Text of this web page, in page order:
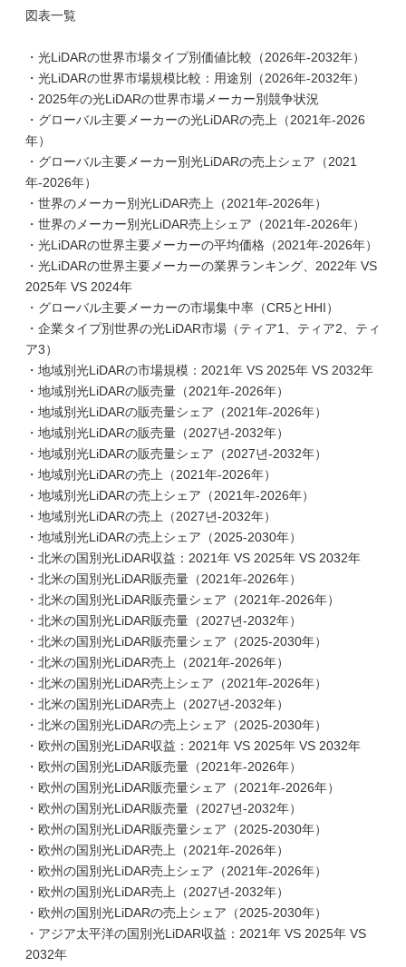
図表一覧
・光LiDARの世界市場タイプ別価値比較（2026年-2032年）
・光LiDARの世界市場規模比較：用途別（2026年-2032年）
・2025年の光LiDARの世界市場メーカー別競争状況
・グローバル主要メーカーの光LiDARの売上（2021年-2026
年）
・グローバル主要メーカー別光LiDARの売上シェア（2021
年-2026年）
・世界のメーカー別光LiDAR売上（2021年-2026年）
・世界のメーカー別光LiDAR売上シェア（2021年-2026年）
・光LiDARの世界主要メーカーの平均価格（2021年-2026年）
・光LiDARの世界主要メーカーの業界ランキング、2022年 VS
2025年 VS 2024年
・グローバル主要メーカーの市場集中率（CR5とHHI）
・企業タイプ別世界の光LiDAR市場（ティア1、ティア2、ティ
ア3）
・地域別光LiDARの市場規模：2021年 VS 2025年 VS 2032年
・地域別光LiDARの販売量（2021年-2026年）
・地域別光LiDARの販売量シェア（2021年-2026年）
・地域別光LiDARの販売量（2027년-2032年）
・地域別光LiDARの販売量シェア（2027년-2032年）
・地域別光LiDARの売上（2021年-2026年）
・地域別光LiDARの売上シェア（2021年-2026年）
・地域別光LiDARの売上（2027년-2032年）
・地域別光LiDARの売上シェア（2025-2030年）
・北米の国別光LiDAR収益：2021年 VS 2025年 VS 2032年
・北米の国別光LiDAR販売量（2021年-2026年）
・北米の国別光LiDAR販売量シェア（2021年-2026年）
・北米の国別光LiDAR販売量（2027년-2032年）
・北米の国別光LiDAR販売量シェア（2025-2030年）
・北米の国別光LiDAR売上（2021年-2026年）
・北米の国別光LiDAR売上シェア（2021年-2026年）
・北米の国別光LiDAR売上（2027년-2032年）
・北米の国別光LiDARの売上シェア（2025-2030年）
・欧州の国別光LiDAR収益：2021年 VS 2025年 VS 2032年
・欧州の国別光LiDAR販売量（2021年-2026年）
・欧州の国別光LiDAR販売量シェア（2021年-2026年）
・欧州の国別光LiDAR販売量（2027년-2032年）
・欧州の国別光LiDAR販売量シェア（2025-2030年）
・欧州の国別光LiDAR売上（2021年-2026年）
・欧州の国別光LiDAR売上シェア（2021年-2026年）
・欧州の国別光LiDAR売上（2027년-2032年）
・欧州の国別光LiDARの売上シェア（2025-2030年）
・アジア太平洋の国別光LiDAR収益：2021年 VS 2025年 VS
2032年